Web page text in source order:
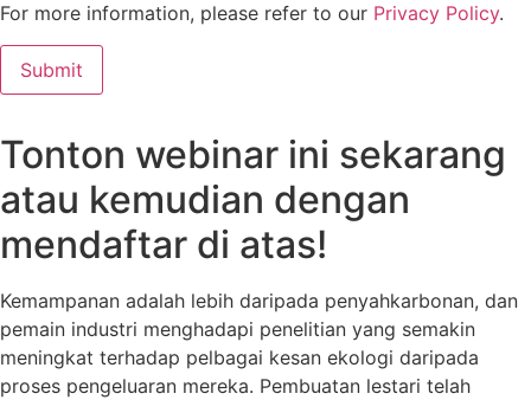
For more information, please refer to our Privacy Policy.
Tonton webinar ini sekarang
atau kemudian dengan
mendaftar di atas!
Kemampanan adalah lebih daripada penyahkarbonan, dan
pemain industri menghadapi penelitian yang semakin
meningkat terhadap pelbagai kesan ekologi daripada
proses pengeluaran mereka. Pembuatan lestari telah